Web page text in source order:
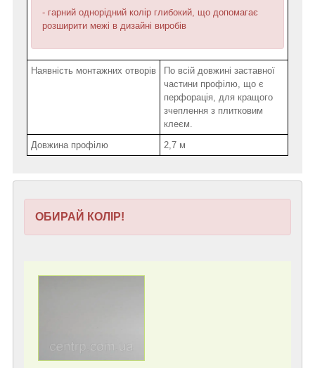
- гарний однорідний колір глибокий, що допомагає
розширити межі в дизайні виробів
Наявність монтажних отворів
По всій довжині заставної
частини профілю, що є
перфорація, для кращого
зчеплення з плитковим
клеєм.
Довжина профілю
2,7 м
ОБИРАЙ КОЛІР!